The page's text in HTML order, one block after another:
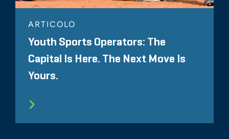
ARTICOLO
Youth Sports Operators: The
Capital Is Here. The Next Move Is
Yours.